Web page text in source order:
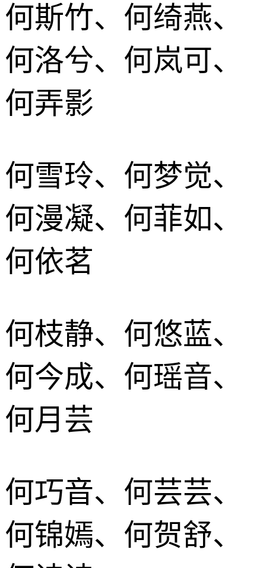
何斯竹、何绮燕、
何洛兮、何岚可、
何弄影
何雪玲、何梦觉、
何漫凝、何菲如、
何依茗
何枝静、何悠蓝、
何今成、何瑶音、
何月芸
何巧音、何芸芸、
何锦嫣、何贺舒、